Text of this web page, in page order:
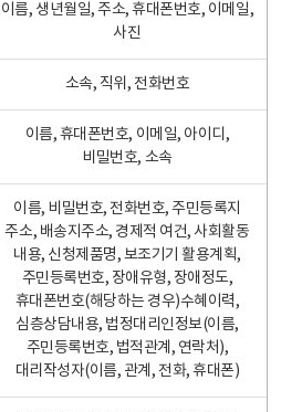
이름, 생년월일, 주소, 휴대폰번호, 이메일,
사진
소속, 직위, 전화번호
이름, 휴대폰번호, 이메일, 아이디,
비밀번호, 소속
이름, 비밀번호, 전화번호, 주민등록지
주소, 배송지주소, 경제적 여건, 사회활동
내용, 신청제품명, 보조기기 활용계획,
주민등록번호, 장애유형, 장애정도,
휴대폰번호(해당하는 경우)수혜이력,
심층상담내용, 법정대리인정보(이름,
주민등록번호, 법적관계, 연락처),
대리작성자(이름, 관계, 전화, 휴대폰)